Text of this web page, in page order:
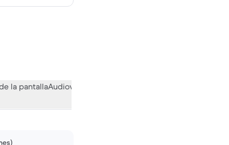
vale 1066,71 €
la pantallaAudiovisual